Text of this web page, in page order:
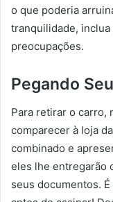
o que poderia
tranquilidade,
preocupações.
Pegando
Para retirar o carro,
comparecer à loja
combinado e
eles lhe entregarão
seus documentos.